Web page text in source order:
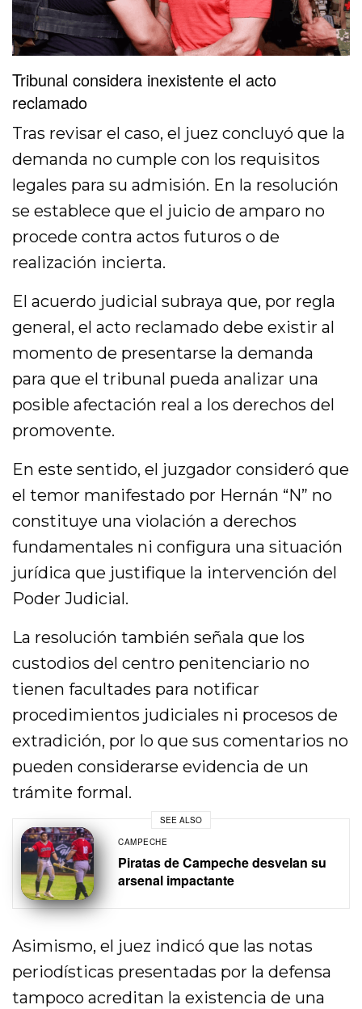
Tribunal considera inexistente el acto
reclamado
Tras revisar el caso, el juez concluyó que la
demanda no cumple con los requisitos
legales para su admisión. En la resolución
se establece que el juicio de amparo no
procede contra actos futuros o de
realización incierta.
El acuerdo judicial subraya que, por regla
general, el acto reclamado debe existir al
momento de presentarse la demanda
para que el tribunal pueda analizar una
posible afectación real a los derechos del
promovente.
En este sentido, el juzgador consideró que
el temor manifestado por Hernán “N” no
constituye una violación a derechos
fundamentales ni configura una situación
jurídica que justifique la intervención del
Poder Judicial.
La resolución también señala que los
custodios del centro penitenciario no
tienen facultades para notificar
procedimientos judiciales ni procesos de
extradición, por lo que sus comentarios no
pueden considerarse evidencia de un
trámite formal.
SEE ALSO
CAMPECHE
Piratas de Campeche desvelan su
arsenal impactante
Asimismo, el juez indicó que las notas
periodísticas presentadas por la defensa
tampoco acreditan la existencia de una